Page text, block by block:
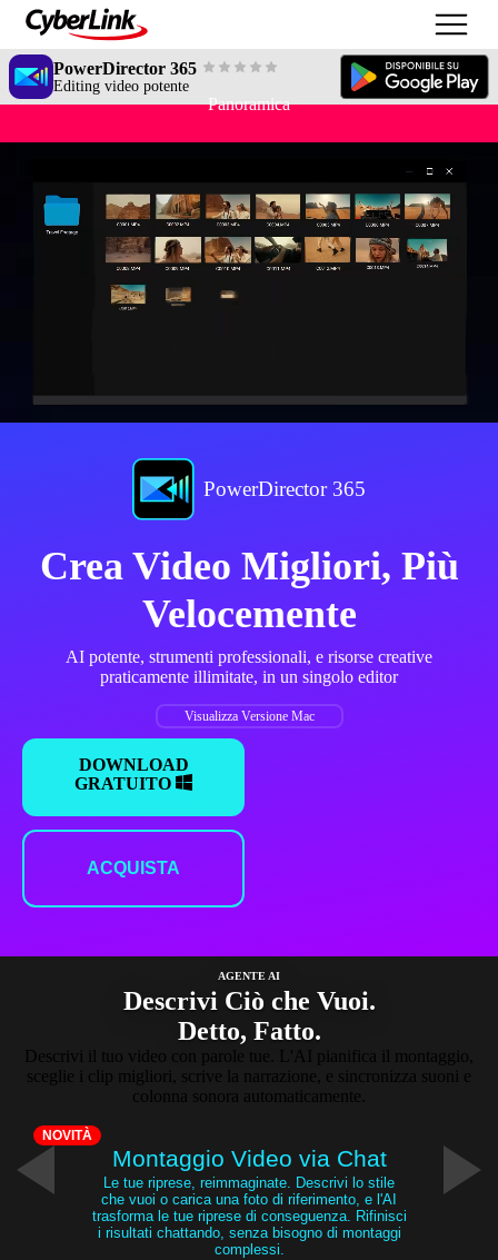
PowerDirector 365
Editing video potente
Panoramica
PowerDirector 365
Crea Video Migliori, Più
Velocemente
AI potente, strumenti professionali, e risorse creative
praticamente illimitate, in un singolo editor
Visualizza Versione Mac
DOWNLOAD
GRATUITO
ACQUISTA
AGENTE AI
Descrivi Ciò che Vuoi.
Detto, Fatto.
Descrivi il tuo video con parole tue. L'AI pianifica il montaggio,
sceglie i clip migliori, scrive la narrazione, e sincronizza suoni e
colonna sonora automaticamente.
NOVITÀ
Montaggio Video via Chat
Le tue riprese, reimmaginate. Descrivi lo stile
che vuoi o carica una foto di riferimento, e l'AI
trasforma le tue riprese di conseguenza. Rifinisci
i risultati chattando, senza bisogno di montaggi
complessi.